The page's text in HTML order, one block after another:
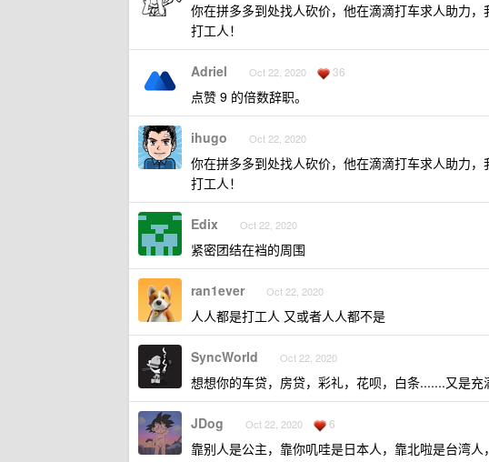
你在拼多多到处找人砍价，他在滴滴打车求人助力
打工人！
Adriel Oct 22, 2020 36
点赞 9 的倍数辞职。
ihugo Oct 22, 2020
你在拼多多到处找人砍价，他在滴滴打车求人助力
打工人！
Edix Oct 22, 2020
紧密团结在裆的周围
ran1ever Oct 22, 2020
人人都是打工人 又或者人人都不是
SyncWorld Oct 22, 2020
想想你的车贷，房贷，彩礼，花呗，白条.......又是充
JDog Oct 22, 2020 6
靠别人是公主，靠你叽哇是日本人，靠北啦是台湾